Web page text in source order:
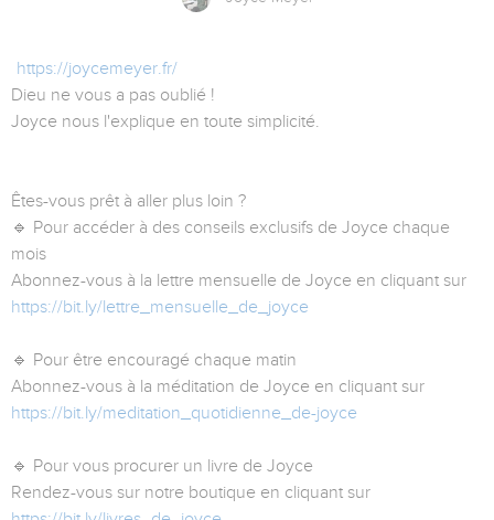
https://joycemeyer.fr/
Dieu ne vous a pas oublié !
Joyce nous l'explique en toute simplicité.
Êtes-vous prêt à aller plus loin ?
🔹 Pour accéder à des conseils exclusifs de Joyce chaque
mois
Abonnez-vous à la lettre mensuelle de Joyce en cliquant sur
https://bit.ly/lettre_mensuelle_de_joyce
🔹 Pour être encouragé chaque matin
Abonnez-vous à la méditation de Joyce en cliquant sur
https://bit.ly/meditation_quotidienne_de-joyce
🔹 Pour vous procurer un livre de Joyce
Rendez-vous sur notre boutique en cliquant sur